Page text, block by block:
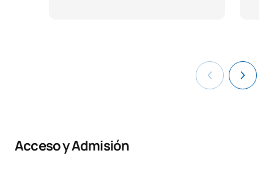
Acceso y Admisión